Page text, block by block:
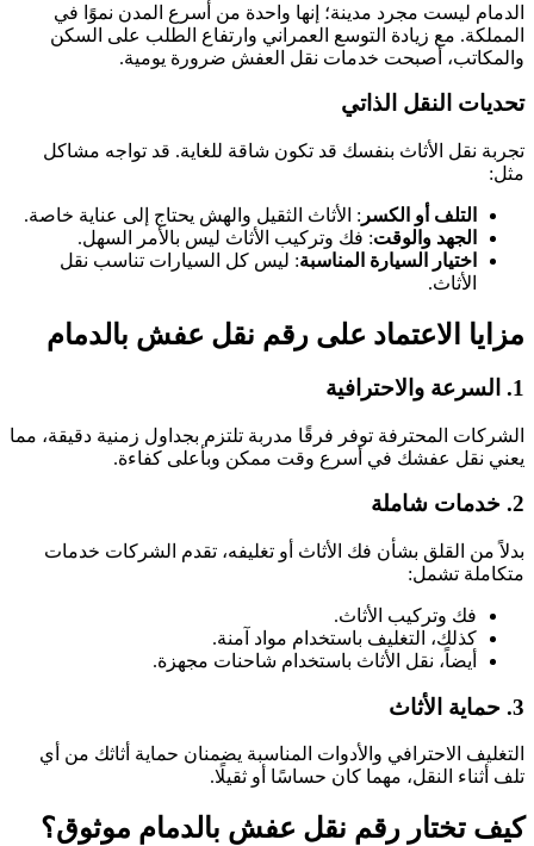
الدمام ليست مجرد مدينة؛ إنها واحدة من أسرع المدن نموًا في
المملكة. مع زيادة التوسع العمراني وارتفاع الطلب على السكن
والمكاتب، أصبحت خدمات نقل العفش ضرورة يومية.
تحديات النقل الذاتي
تجربة نقل الأثاث بنفسك قد تكون شاقة للغاية. قد تواجه مشاكل
مثل:
التلف أو الكسر : الأثاث الثقيل والهش يحتاج إلى عناية خاصة.
الجهد والوقت: فك وتركيب الأثاث ليس بالأمر السهل.
اختيار السيارة المناسبة: ليس كل السيارات تناسب نقل
الأثاث.
مزايا الاعتماد على رقم نقل عفش بالدمام
1. السرعة والاحترافية
الشركات المحترفة توفر فرقًا مدربة تلتزم بجداول زمنية دقيقة، مما
يعني نقل عفشك في أسرع وقت ممكن وبأعلى كفاءة.
2. خدمات شاملة
بدلاً من القلق بشأن فك الأثاث أو تغليفه، تقدم الشركات خدمات
متكاملة تشمل:
فك وتركيب الأثاث.
كذلك، التغليف باستخدام مواد آمنة.
أيضاً، نقل الأثاث باستخدام شاحنات مجهزة.
3. حماية الأثاث
التغليف الاحترافي والأدوات المناسبة يضمنان حماية أثاثك من أي
تلف أثناء النقل، مهما كان حساسًا أو ثقيلًا.
كيف تختار رقم نقل عفش بالدمام موثوق؟